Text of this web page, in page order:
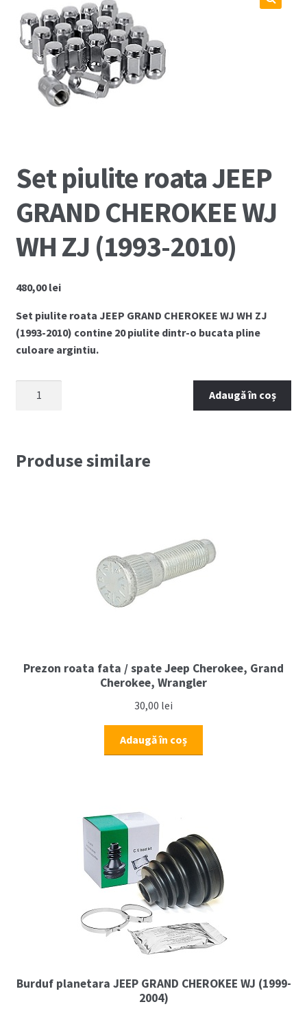
Coș
Cum comand ?
Despre Noi
Politica COOKIE
Politica de confidentialitate
Serviciile Noastre
Termeni si conditii
Set piulite roata JEEP
GRAND CHEROKEE WJ
WH ZJ (1993-2010)
480,00lei
Set piulite roata JEEP GRAND CHEROKEE WJ WH ZJ
(1993-2010) contine 20 piulite dintr-o bucata pline
culoare argintiu.
JEEP
Adaugă în coș
Produse similare
Prezon roata fata / spate Jeep Cherokee, Grand
Cherokee, Wrangler
30,00 lei
Adaugă în coș
Burduf planetara JEEP GRAND CHEROKEE WJ (1999-
2004)